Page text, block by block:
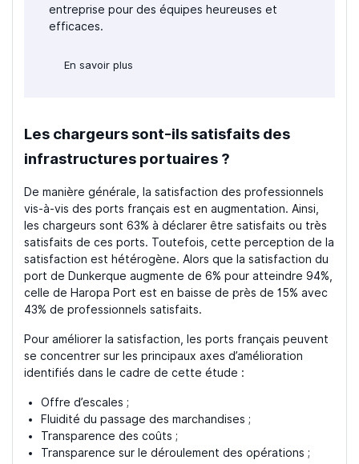
entreprise pour des équipes heureuses et
efficaces.
En savoir plus
Les chargeurs sont-ils satisfaits des
infrastructures portuaires ?
De manière générale, la satisfaction des professionnels
vis-à-vis des ports français est en augmentation. Ainsi,
les chargeurs sont 63% à déclarer être satisfaits ou très
satisfaits de ces ports. Toutefois, cette perception de la
satisfaction est hétérogène. Alors que la satisfaction du
port de Dunkerque augmente de 6% pour atteindre 94%,
celle de Haropa Port est en baisse de près de 15% avec
43% de professionnels satisfaits.
Pour améliorer la satisfaction, les ports français peuvent
se concentrer sur les principaux axes d’amélioration
identifiés dans le cadre de cette étude :
Offre d’escales ;
Fluidité du passage des marchandises ;
Transparence des coûts ;
Transparence sur le déroulement des opérations ;